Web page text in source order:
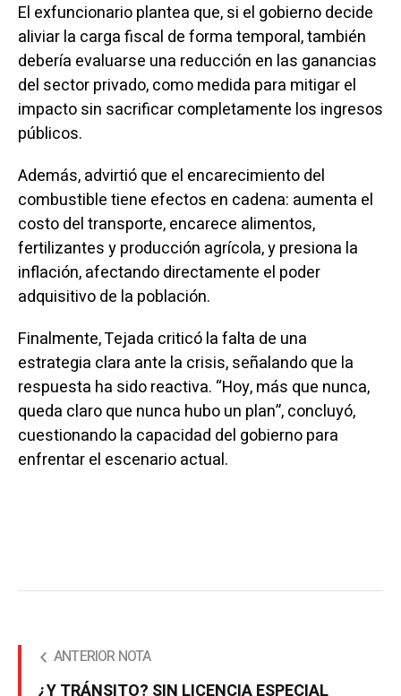
El exfuncionario plantea que, si el gobierno decide
aliviar la carga fiscal de forma temporal, también
debería evaluarse una reducción en las ganancias
del sector privado, como medida para mitigar el
impacto sin sacrificar completamente los ingresos
públicos.
Además, advirtió que el encarecimiento del
combustible tiene efectos en cadena: aumenta el
costo del transporte, encarece alimentos,
fertilizantes y producción agrícola, y presiona la
inflación, afectando directamente el poder
adquisitivo de la población.
Finalmente, Tejada criticó la falta de una
estrategia clara ante la crisis, señalando que la
respuesta ha sido reactiva. “Hoy, más que nunca,
queda claro que nunca hubo un plan”, concluyó,
cuestionando la capacidad del gobierno para
enfrentar el escenario actual.
ANTERIOR NOTA